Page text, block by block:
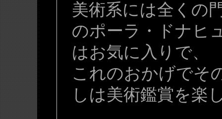
美術系には全くの
のポーラ・ドナヒ
はお気に入りで、
これのおかげでそ
しは美術鑑賞を楽